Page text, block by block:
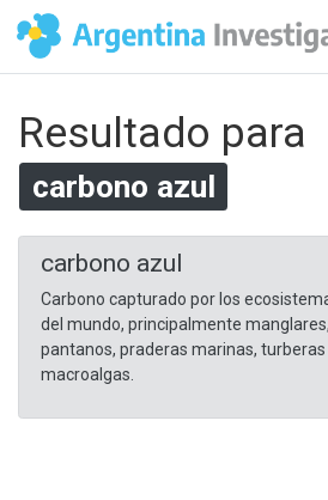
Resultado para
carbono azul
carbono azul
Carbono capturado por los
del mundo, principalmente
pantanos, praderas marinas,
macroalgas.​